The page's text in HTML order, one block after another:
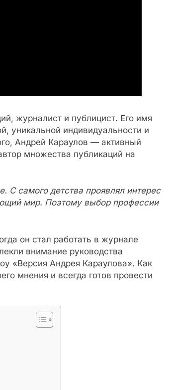
журналист и публицист. Его имя
уникальной индивидуальности и
Андрей Караулов — активный
множества публикаций на
С самого детства проявлял интерес
мир. Поэтому выбор профессии
он стал работать в журнале
внимание руководства
«Версия Андрея Караулова». Как
мнения и всегда готов провести